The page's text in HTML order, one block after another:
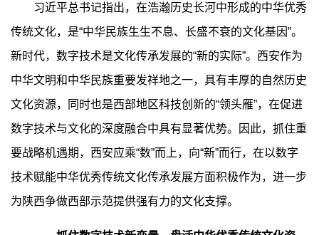
习近平总书记指出，在浩瀚历史长河中形成的中华优秀
传统文化，是“中华民族生生不息、长盛不衰的文化基因”。
新时代，数字技术是文化传承发展的“新的实际”。西安作为
中华文明和中华民族重要发祥地之一，具有丰厚的自然历史
文化资源，同时也是西部地区科技创新的“领头雁”，在促进
数字技术与文化的深度融合中具有显著优势。因此，抓住重
要战略机遇期，西安应乘“数”而上，向“新”而行，在以数字
技术赋能中华优秀传统文化传承发展方面积极作为，进一步
为陕西争做西部示范提供强有力的文化支撑。